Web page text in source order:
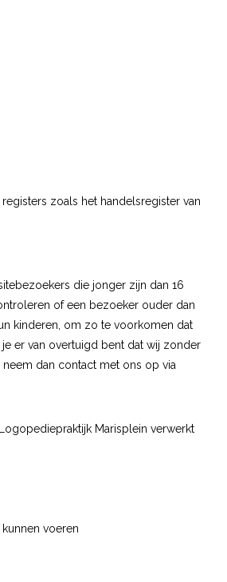
zoals het handelsregister van
die jonger zijn dan 16
of een bezoeker ouder dan
kinderen, om zo te voorkomen dat
er van overtuigd bent dat wij zonder
dan contact met ons op via
Marisplein verwerkt
voeren